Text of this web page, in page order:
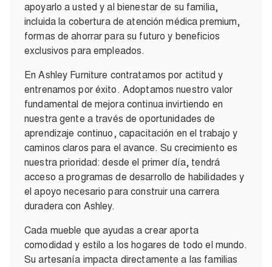
apoyarlo a usted y al bienestar de su familia,
incluida la cobertura de atención médica premium,
formas de ahorrar para su futuro y beneficios
exclusivos para empleados.
En Ashley Furniture contratamos por actitud y
entrenamos por éxito. Adoptamos nuestro valor
fundamental de mejora continua invirtiendo en
nuestra gente a través de oportunidades de
aprendizaje continuo, capacitación en el trabajo y
caminos claros para el avance. Su crecimiento es
nuestra prioridad: desde el primer día, tendrá
acceso a programas de desarrollo de habilidades y
el apoyo necesario para construir una carrera
duradera con Ashley.
Cada mueble que ayudas a crear aporta
comodidad y estilo a los hogares de todo el mundo.
Su artesanía impacta directamente a las familias